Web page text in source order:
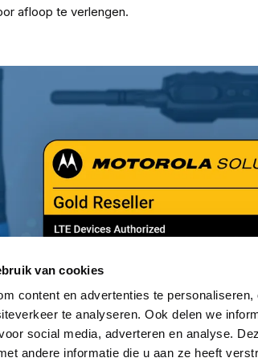
van cookies
content en advertenties te
te analyseren. Ook delen we
social media, adverteren en analyse.
andere informatie die u aan ze heeft
afloop te verlengen.